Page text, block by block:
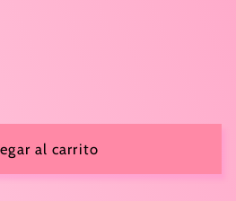
al carrito